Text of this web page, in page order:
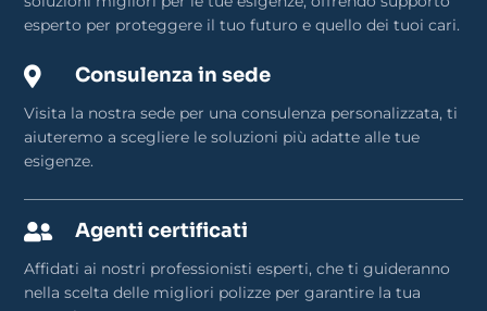
esperto per proteggere il tuo futuro e quello dei tuoi cari.
 Consulenza in sede
Visita la nostra sede per una consulenza personalizzata, ti
aiuteremo a scegliere le soluzioni più adatte alle tue
esigenze.
 Agenti certificati
Affidati ai nostri professionisti esperti, che ti guideranno
nella scelta delle migliori polizze per garantire la tua